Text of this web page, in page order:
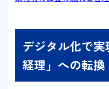
デジタル化で
経理」への転換